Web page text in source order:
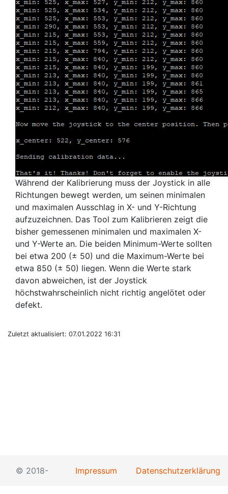
Während der Kalibrierung muss der Joystick in alle
Richtungen bewegt werden, um seinen minimalen
und maximalen Ausschlag in X- und Y-Richtung
aufzuzeichnen. Das Tool zum Kalibrieren zeigt die
bisher gemessenen minimalen und maximalen X-
und Y-Werte an. Die beiden Minimum-Werte sollten
bei etwa 200 (± 50) und die Maximum-Werte bei
etwa 850 (± 50) liegen. Wenn die Werte stark
davon abweichen, ist der Joystick
höchstwahrscheinlich nicht richtig angelötet oder
defekt.
Zuletzt aktualisiert: 07.01.2022 16:31
© 2018- Impressum Datenschutzerklärung